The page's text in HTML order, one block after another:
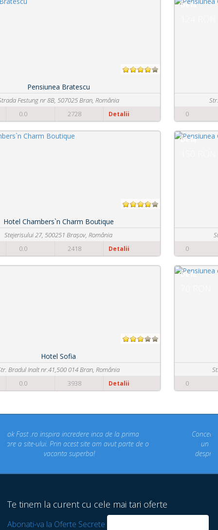
De la
Pensiunea Casa din Bran
Str. Gen. Mosoiu, nr. 367A, 507025 Bran, România
0
0.0 2965
De la
Pensiunea Casa Timar
Str Gradinarilor Nr 4, 500096 Brașov, România
0
0.0 2654
Str. Liviu Popovici nr. 15, 507025 Bran, România
0
0.0 5281
Concediul nostru rezervat prin site-ul BookFast.ro a fost
un concediu de vis. Am vizitat locuri din Romania
despre care nu stiam ca exista! Multumim Book Fast!
Te tinem la curent cu cele mai tari oferte
Abonati-va la Oferte Secrete